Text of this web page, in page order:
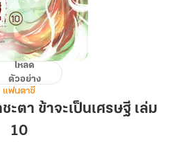
โหลด
ตัวอย่าง
แฟนตาซี
ตา ข้าจะเป็นเศรษฐี เล่ม
10